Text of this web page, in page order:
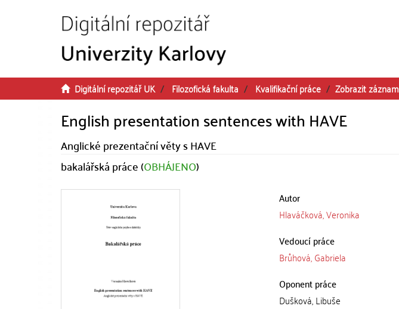
Digitální repozitář UK Filozofická fakulta Kvalifikační práce Zobrazit záznam
English presentation sentences with HAVE
Anglické prezentační věty s HAVE
bakalářská práce (OBHÁJENO)
Autor
Hlaváčková, Veronika
Vedoucí práce
Brůhová, Gabriela
Oponent práce
Dušková, Libuše